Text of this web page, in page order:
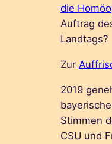
die
Auftrag
Landtags?
Zur
2019
Stimmen
CSU und